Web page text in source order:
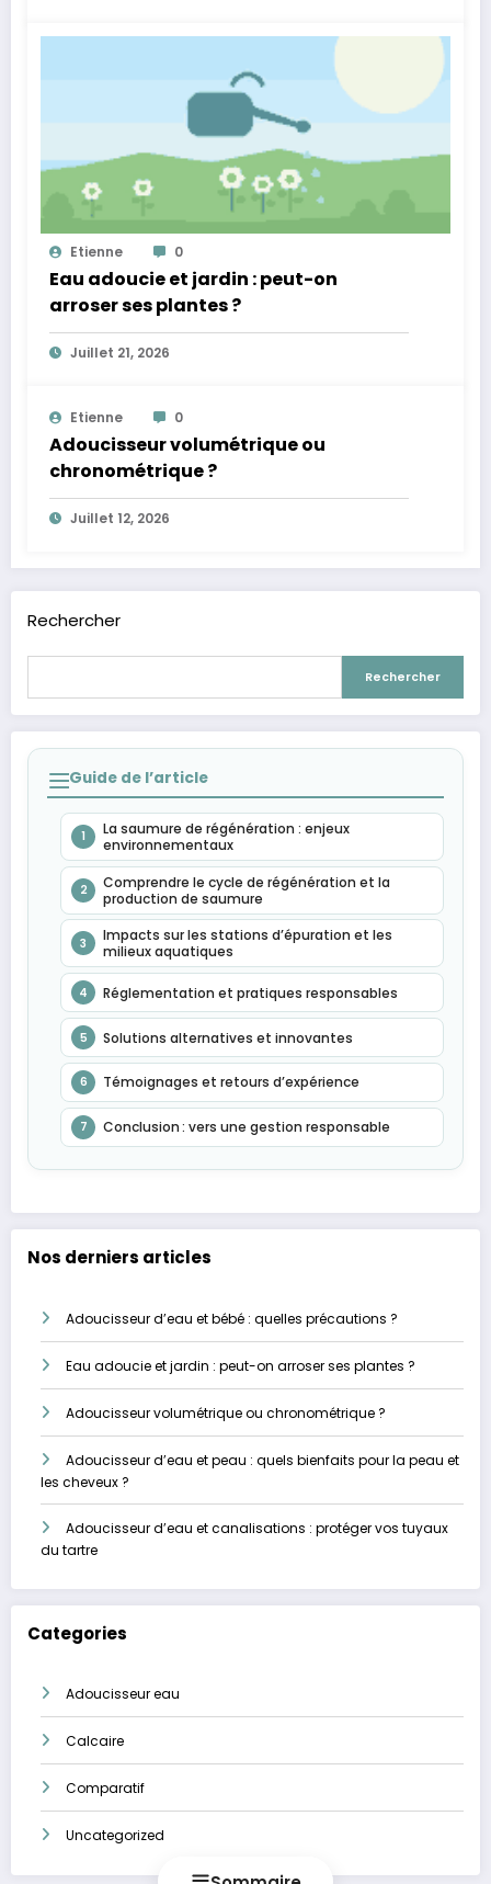
Etienne 0
Eau adoucie et jardin : peut-on
arroser ses plantes ?
Juillet 21, 2026
Etienne 0
Adoucisseur volumétrique ou
chronométrique ?
Juillet 12, 2026
Rechercher
Rechercher
Guide de l’article
1
La saumure de régénération : enjeux
environnementaux
2
Comprendre le cycle de régénération et la
production de saumure
3
Impacts sur les stations d’épuration et les
milieux aquatiques
4 Réglementation et pratiques responsables
5 Solutions alternatives et innovantes
6 Témoignages et retours d’expérience
7 Conclusion : vers une gestion responsable
Nos derniers articles
Adoucisseur d’eau et bébé : quelles précautions ?
Eau adoucie et jardin : peut-on arroser ses plantes ?
Adoucisseur volumétrique ou chronométrique ?
Adoucisseur d’eau et peau : quels bienfaits pour la peau et
les cheveux ?
Adoucisseur d’eau et canalisations : protéger vos tuyaux
du tartre
Categories
Adoucisseur eau
Calcaire
Comparatif
Uncategorized